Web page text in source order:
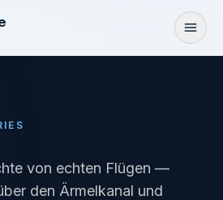
von echten Flügen —
den Ärmelkanal und